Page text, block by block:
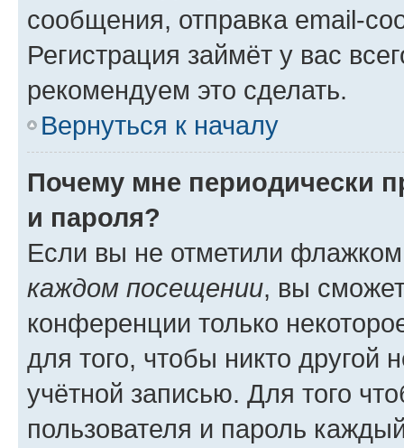
сообщения, отправка email-
Регистрация займёт у вас
рекомендуем это сделать.
Вернуться к началу
Почему мне периодически
и пароля?
Если вы не отметили
каждом посещении, вы
конференции только
для того, чтобы никто другой
учётной записью. Для того
пользователя и пароль